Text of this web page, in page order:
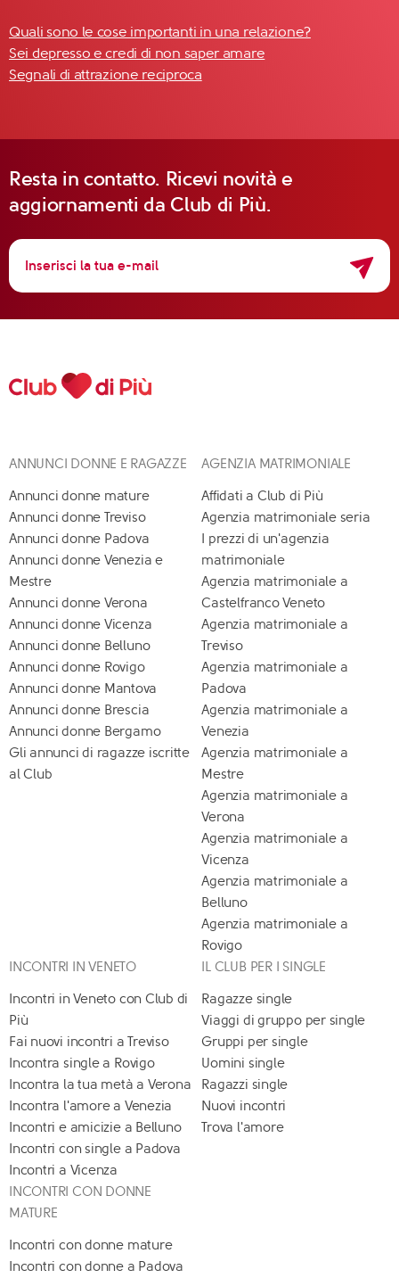
Quali sono le cose importanti in una relazione?
Sei depresso e credi di non saper amare
Segnali di attrazione reciproca
Resta in contatto. Ricevi novità e
aggiornamenti da Club di Più.
ANNUNCI DONNE E RAGAZZE
Annunci donne mature
Annunci donne Treviso
Annunci donne Padova
Annunci donne Venezia e
Mestre
Annunci donne Verona
Annunci donne Vicenza
Annunci donne Belluno
Annunci donne Rovigo
Annunci donne Mantova
Annunci donne Brescia
Annunci donne Bergamo
Gli annunci di ragazze iscritte
al Club
AGENZIA MATRIMONIALE
Affidati a Club di Più
Agenzia matrimoniale seria
I prezzi di un'agenzia
matrimoniale
Agenzia matrimoniale a
Castelfranco Veneto
Agenzia matrimoniale a
Treviso
Agenzia matrimoniale a
Padova
Agenzia matrimoniale a
Venezia
Agenzia matrimoniale a
Mestre
Agenzia matrimoniale a
Verona
Agenzia matrimoniale a
Vicenza
Agenzia matrimoniale a
Belluno
Agenzia matrimoniale a
Rovigo
INCONTRI IN VENETO
Incontri in Veneto con Club di
Più
Fai nuovi incontri a Treviso
Incontra single a Rovigo
Incontra la tua metà a Verona
Incontra l'amore a Venezia
Incontri e amicizie a Belluno
Incontri con single a Padova
Incontri a Vicenza
IL CLUB PER I SINGLE
Ragazze single
Viaggi di gruppo per single
Gruppi per single
Uomini single
Ragazzi single
Nuovi incontri
Trova l'amore
INCONTRI CON DONNE
MATURE
Incontri con donne mature
Incontri con donne a Padova